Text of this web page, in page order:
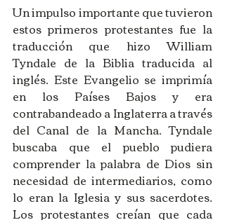
Un impulso importante que tuvieron
estos primeros protestantes fue la
traducción que hizo William
Tyndale de la Biblia traducida al
inglés. Este Evangelio se imprimía
en los Países Bajos y era
contrabandeado a Inglaterra a través
del Canal de la Mancha. Tyndale
buscaba que el pueblo pudiera
comprender la palabra de Dios sin
necesidad de intermediarios, como
lo eran la Iglesia y sus sacerdotes.
Los protestantes creían que cada